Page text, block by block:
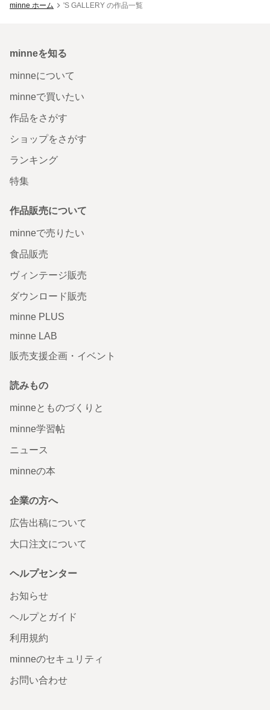
minne ホーム 'S GALLERY の作品一覧
minneを知る
minneについて
minneで買いたい
作品をさがす
ショップをさがす
ランキング
特集
作品販売について
minneで売りたい
食品販売
ヴィンテージ販売
ダウンロード販売
minne PLUS
minne LAB
販売支援企画・イベント
読みもの
minneとものづくりと
minne学習帖
ニュース
minneの本
企業の方へ
広告出稿について
大口注文について
ヘルプセンター
お知らせ
ヘルプとガイド
利用規約
minneのセキュリティ
お問い合わせ